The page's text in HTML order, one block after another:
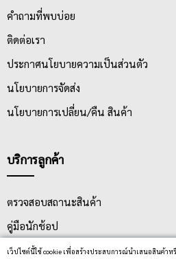
เว็ปไซต์นี้ใช้ cookie เพื่อสร้างประสบการณ์นำเสนอสินค้า
คำถามที่พบบ่อย
ติดต่อเรา
ประกาศนโยบายความเป็นส่วนตัว
นโยบายการจัดส่ง
นโยบายการเปลี่ยน/คืน สินค้า
บริการลูกค้า
ตรวจสอบสถานะสินค้า
คู่มือนักช้อป
วิธีลบคุกกี้